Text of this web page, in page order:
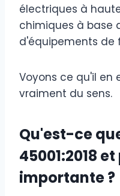
électriques à
chimiques à base
d'équipements de
Voyons ce qu'il en
vraiment du sens.
Qu'est-ce
45001:2018
importante ?